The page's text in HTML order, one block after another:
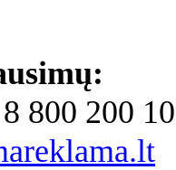
800 200 10